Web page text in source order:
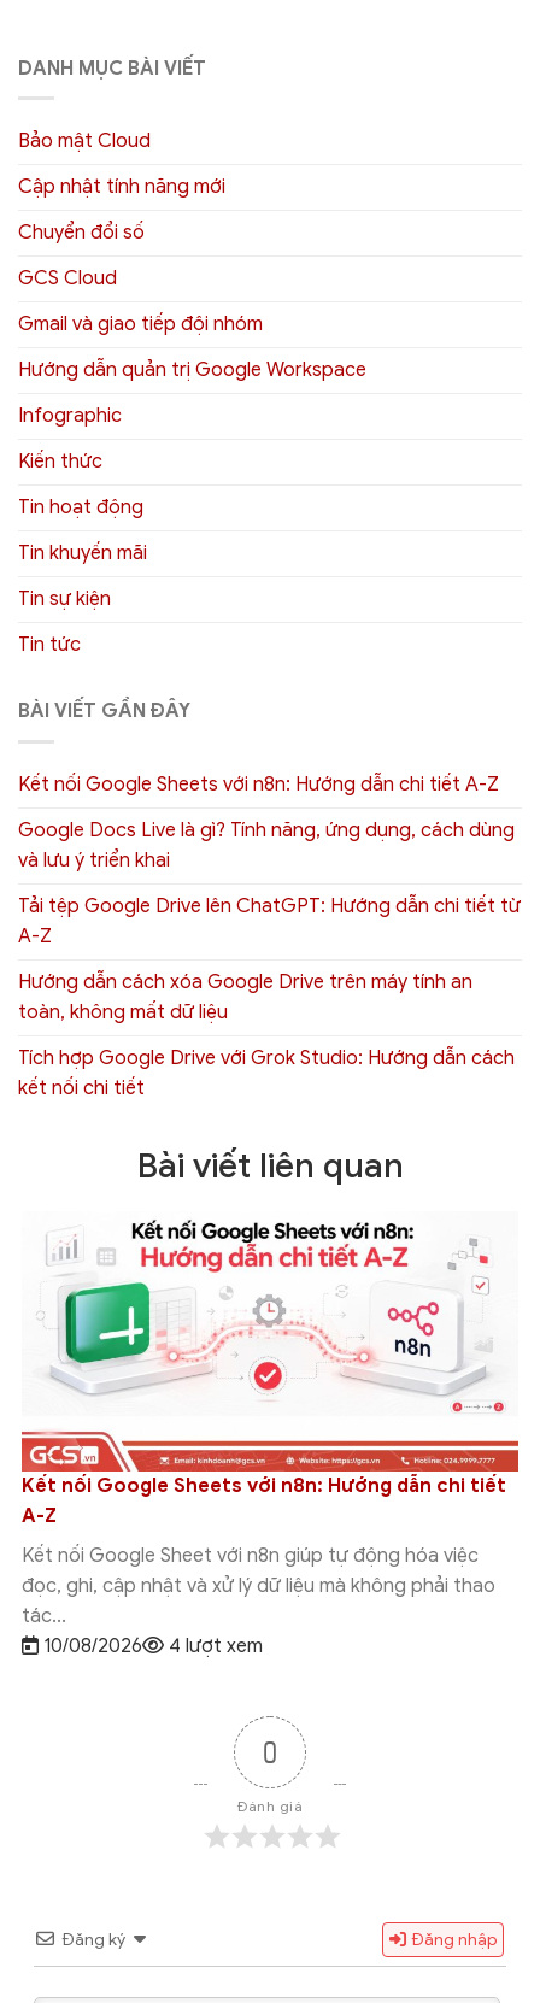
DANH MỤC BÀI VIẾT
Bảo mật Cloud
Cập nhật tính năng mới
Chuyển đổi số
GCS Cloud
Gmail và giao tiếp đội nhóm
Hướng dẫn quản trị Google Workspace
Infographic
Kiến thức
Tin hoạt động
Tin khuyến mãi
Tin sự kiện
Tin tức
BÀI VIẾT GẦN ĐÂY
Kết nối Google Sheets với n8n: Hướng dẫn chi tiết A-Z
Google Docs Live là gì? Tính năng, ứng dụng, cách dùng
và lưu ý triển khai
Tải tệp Google Drive lên ChatGPT: Hướng dẫn chi tiết từ
A-Z
Hướng dẫn cách xóa Google Drive trên máy tính an
toàn, không mất dữ liệu
Tích hợp Google Drive với Grok Studio: Hướng dẫn cách
kết nối chi tiết
Bài viết liên quan
Kết nối Google Sheets với n8n: Hướng dẫn chi tiết
A-Z
Kết nối Google Sheet với n8n giúp tự động hóa việc
đọc, ghi, cập nhật và xử lý dữ liệu mà không phải thao
tác...
10/08/2026
4 lượt xem
0
Đánh giá
Đăng ký Đăng nhập